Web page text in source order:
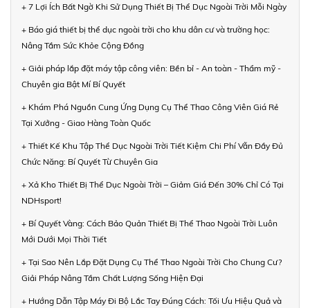
+ 7 Lợi Ích Bất Ngờ Khi Sử Dụng Thiết Bị Thể Dục Ngoài Trời Mỗi Ngày
+ Báo giá thiết bị thể dục ngoài trời cho khu dân cư và trường học:
Nâng Tầm Sức Khỏe Cộng Đồng
+ Giải pháp lắp đặt máy tập công viên: Bền bỉ - An toàn - Thẩm mỹ -
Chuyên gia Bật Mí Bí Quyết
+ Khám Phá Nguồn Cung Ứng Dụng Cụ Thể Thao Công Viên Giá Rẻ
Tại Xưởng - Giao Hàng Toàn Quốc
+ Thiết Kế Khu Tập Thể Dục Ngoài Trời Tiết Kiệm Chi Phí Vẫn Đầy Đủ
Chức Năng: Bí Quyết Từ Chuyên Gia
+ Xả Kho Thiết Bị Thể Dục Ngoài Trời – Giảm Giá Đến 30% Chỉ Có Tại
NDHsport!
+ Bí Quyết Vàng: Cách Bảo Quản Thiết Bị Thể Thao Ngoài Trời Luôn
Mới Dưới Mọi Thời Tiết
+ Tại Sao Nên Lắp Đặt Dụng Cụ Thể Thao Ngoài Trời Cho Chung Cư?
Giải Pháp Nâng Tầm Chất Lượng Sống Hiện Đại
+ Hướng Dẫn Tập Máy Đi Bộ Lắc Tay Đúng Cách: Tối Ưu Hiệu Quả và